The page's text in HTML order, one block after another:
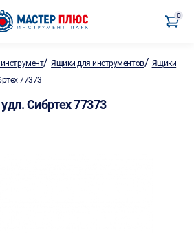
0
/Ящики для инструментов/ Ящики
77373
Сибртех 77373